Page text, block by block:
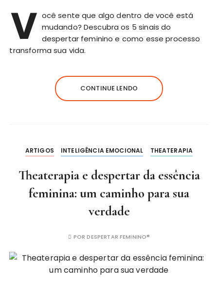
V ocê sente que algo dentro de você está
mudando? Descubra os 5 sinais do
despertar feminino e como esse processo
transforma sua vida.
CONTINUE LENDO
ARTIGOS INTELIGÊNCIA EMOCIONAL THEATERAPIA
Theaterapia e despertar da essência
feminina: um caminho para sua
verdade
PORDESPERTAR FEMININO®